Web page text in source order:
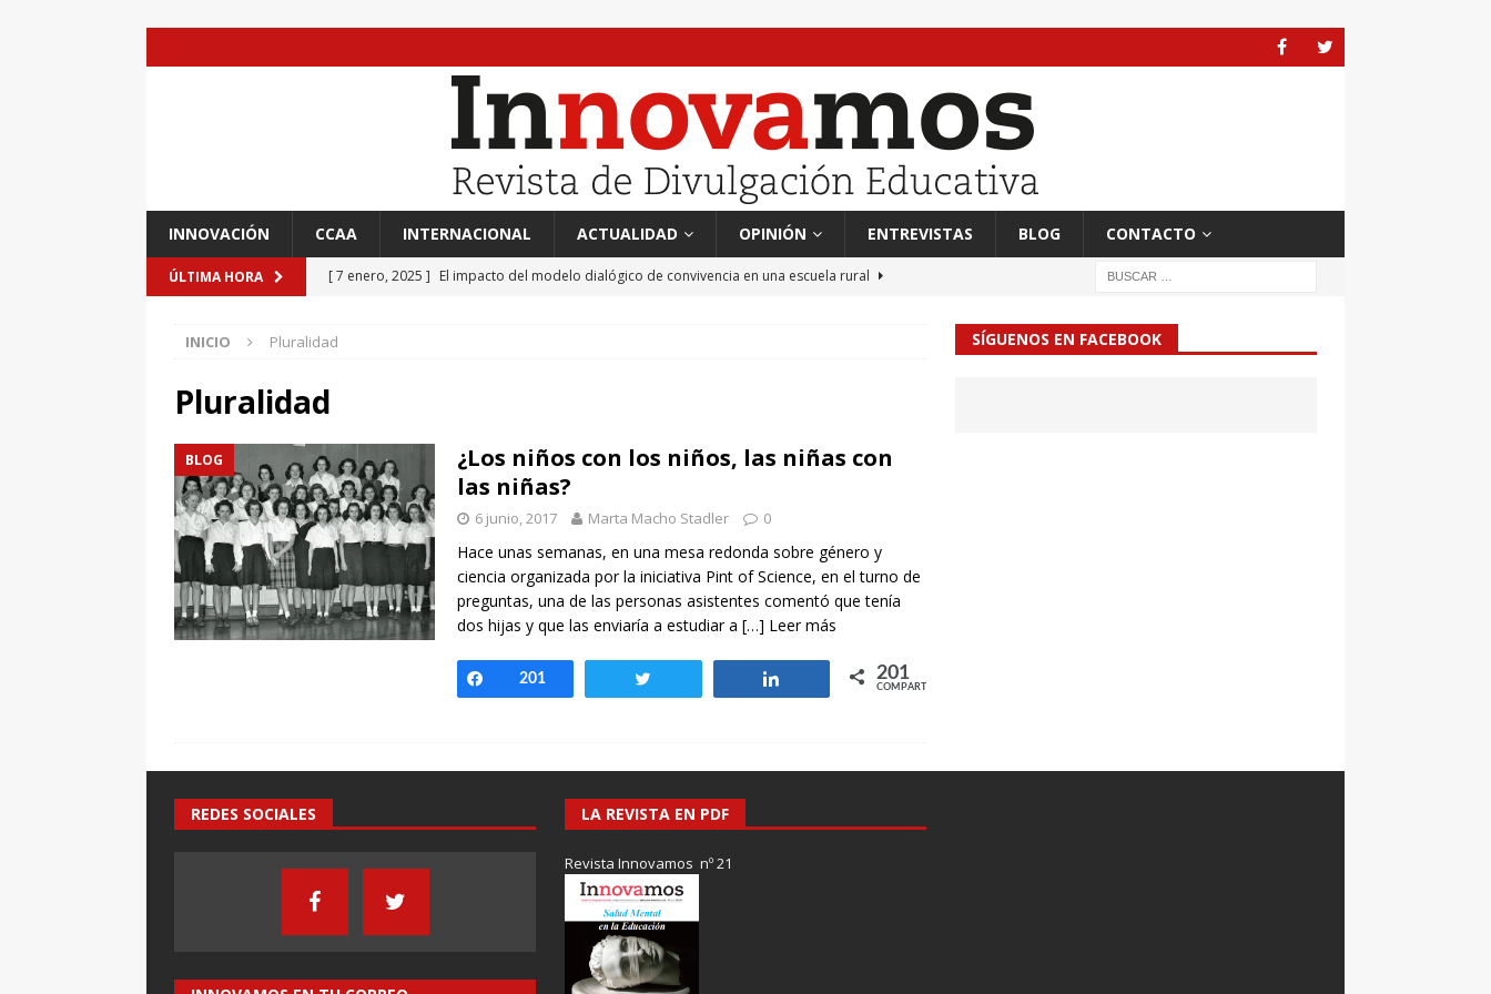
INNOVACIÓN CCAA INTERNACIONAL ACTUALIDAD OPINIÓN ENTREVISTAS BLOG CONTACTO
ÚLTIMA HORA [ 7 enero, 2025 ] El impacto del modelo dialógico de convivencia en una escuela rural
[ 7 enero, 2025 ]
Ateneo de Jerez
[ 7 enero, 2025 ]
Adrián Aguayo Llanos
MIL PALABRAS
[ 7 enero, 2025 ]
Primaria Prof. Heliodoro Ruiz Castillo
INICIO Pluralidad
Pluralidad
BLOG
¿Los niños con los niños, las niñas con
las niñas?
6 junio, 2017 Marta Macho Stadler 0
Hace unas semanas, en una mesa redonda sobre género y
ciencia organizada por la iniciativa Pint of Science, en el turno de
preguntas, una de las personas asistentes comentó que tenía
dos hijas y que las enviaría a estudiar a […] Leer más
Compartir
201 Compartir 201
COMPARTIR
SÍGUENOS EN FACEBOOK
REDES SOCIALES LA REVISTA EN PDF
Revista Innovamos nº 21